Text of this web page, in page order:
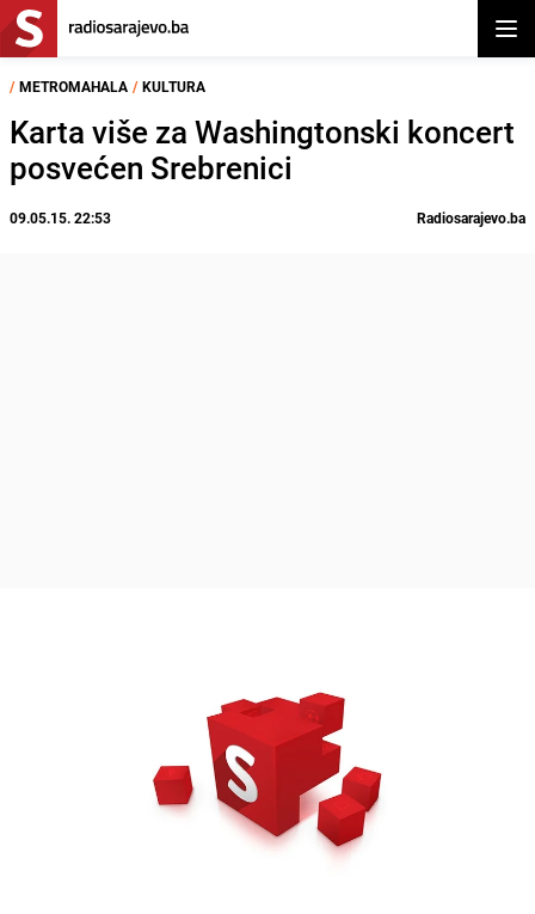
/ METROMAHALA / KULTURA
Karta više za Washingtonski koncert
posvećen Srebrenici
09.05.15. 22:53 Radiosarajevo.ba